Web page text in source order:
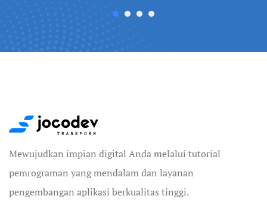
Mewujudkan impian digital Anda melalui tutorial
pemrograman yang mendalam dan layanan
pengembangan aplikasi berkualitas tinggi.